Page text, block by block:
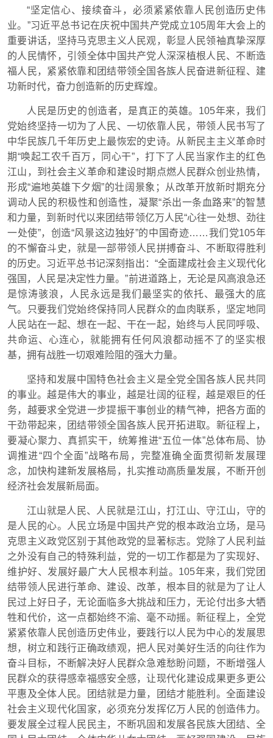
“坚定信心、接续奋斗，必须紧紧依靠人民创造历史伟
业。”习近平总书记在庆祝中国共产党成立105周年大会上的
重要讲话，坚持马克思主义人民观，彰显人民领袖真挚深厚
的人民情怀，引领全体中国共产党人深深植根人民、不断造
福人民，紧紧依靠和团结带领全国各族人民奋进新征程、建
功新时代，奋力创造新的历史辉煌。
人民是历史的创造者，是真正的英雄。105年来，我们
党始终坚持一切为了人民、一切依靠人民，带领人民书写了
中华民族几千年历史上最恢宏的史诗。从新民主主义革命时
期“唤起工农千百万，同心干”，打下了人民当家作主的红色
江山，到社会主义革命和建设时期点燃人民群众创业热情，
形成“遍地英雄下夕烟”的壮阔景象；从改革开放新时期充分
调动人民的积极性和创造性，凝聚“杀出一条血路来”的智慧
和力量，到新时代以来团结带领亿万人民“心往一处想、劲往
一处使”，创造“风景这边独好”的中国奇迹……我们党105年
的不懈奋斗史，就是一部带领人民拼搏奋斗、不断取得胜利
的历史。习近平总书记深刻指出：“全面建成社会主义现代化
强国，人民是决定性力量。”前进道路上，无论是风高浪急还
是惊涛骇浪，人民永远是我们最坚实的依托、最强大的底
气。只要我们党始终保持同人民群众的血肉联系，坚定地同
人民站在一起、想在一起、干在一起，始终与人民同呼吸、
共命运、心连心，就能拥有任何风浪都动摇不了的坚实根
基，拥有战胜一切艰难险阻的强大力量。
坚持和发展中国特色社会主义是全党全国各族人民共同
的事业。越是伟大的事业，越是壮阔的征程，越是艰巨的任
务，越要求全党进一步提振干事创业的精气神，把各方面的
干劲带起来，团结带领全国各族人民开拓进取。新征程上，
要凝心聚力、真抓实干，统筹推进“五位一体”总体布局、协
调推进“四个全面”战略布局，完整准确全面贯彻新发展理
念，加快构建新发展格局，扎实推动高质量发展，不断开创
经济社会发展新局面。
江山就是人民、人民就是江山，打江山、守江山，守的
是人民的心。人民立场是中国共产党的根本政治立场，是马
克思主义政党区别于其他政党的显著标志。党除了人民利益
之外没有自己的特殊利益，党的一切工作都是为了实现好、
维护好、发展好最广大人民根本利益。105年来，我们党团
结带领人民进行革命、建设、改革，根本目的就是为了让人
民过上好日子，无论面临多大挑战和压力，无论付出多大牺
牲和代价，这一点都始终不渝、毫不动摇。新征程上，全党
紧紧依靠人民创造历史伟业，要践行以人民为中心的发展思
想，树立和践行正确政绩观，把人民对美好生活的向往作为
奋斗目标，不断解决好人民群众急难愁盼问题，不断增强人
民群众的获得感幸福感安全感，让现代化建设成果更多更公
平惠及全体人民。团结就是力量，团结才能胜利。全面建设
社会主义现代化国家，必须充分发挥亿万人民的创造伟力。
要发展全过程人民民主，不断巩固和发展各民族大团结、全